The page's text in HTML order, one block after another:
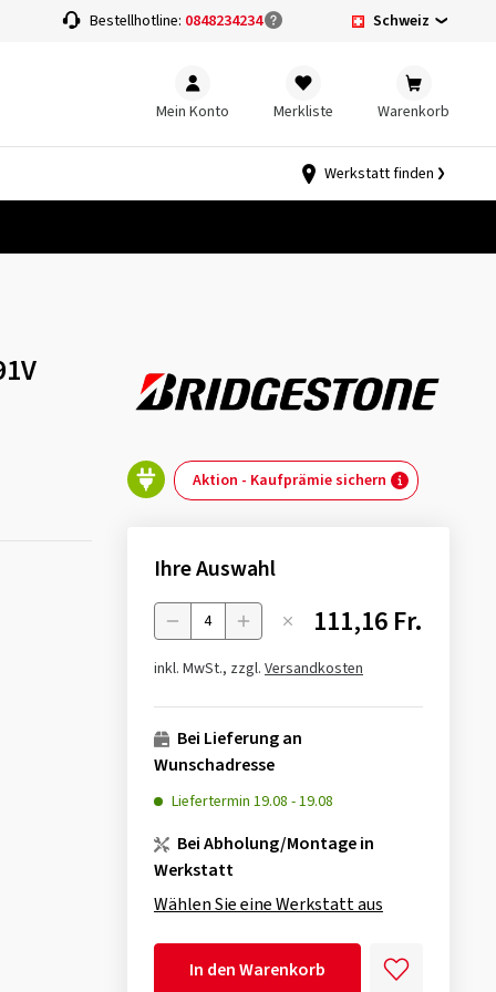
Bestellhotline: 0848234234 Schweiz
Mein Konto Merkliste Warenkorb
Werkstatt finden
Aktion - Kaufprämie sichern
Ihre Auswahl
Menge 111,16 Fr.
inkl. MwSt., zzgl. Versandkosten
Bei Lieferung an
Wunschadresse
Liefertermin 19.08 -19.08
Bei Abholung/Montage in
Werkstatt
Wählen Sie eine Werkstatt aus
In den Warenkorb